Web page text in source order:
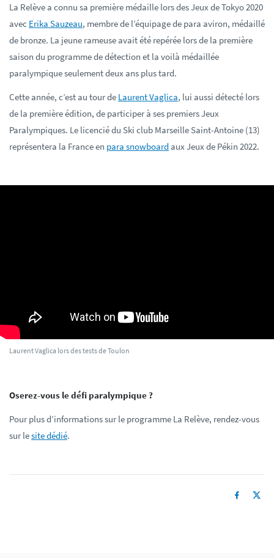
La Relève a connu sa première médaille lors des Jeux de Tokyo 2020
avec Erika Sauzeau, membre de l’équipage de para aviron, médaillé
de bronze. La jeune rameuse avait été repérée lors de la première
saison du programme de détection et la voilà médaillée
paralympique seulement deux ans plus tard.
Cette année, c’est au tour de Laurent Vaglica, lui aussi détecté lors
de la première édition, de participer à ses premiers Jeux
Paralympiques. Le licencié du Ski club Marseille Saint-Antoine (13)
représentera la France en para snowboardaux Jeux de Pékin 2022.
Laurent Vaglica lors des tests de Toulon
Oserez-vous le défi paralympique ?
Pour plus d’informations sur le programme La Relève, rendez-vous
sur lesite dédié.